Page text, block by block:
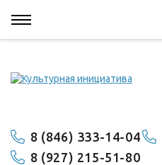
8 (846) 333-14-04
8 (927) 215-51-80